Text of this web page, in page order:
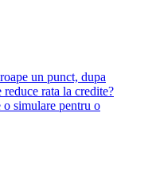
un punct, dupa
rata la credite?
simulare pentru o